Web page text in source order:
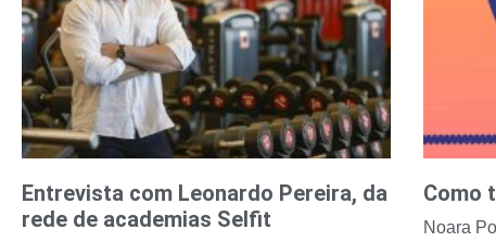
Entrevista com Leonardo Pereira, da
rede de academias Selfit
Como
Noara